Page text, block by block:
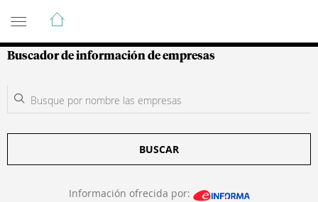
Guía de Empresas Colombianas
Buscador de información de empresas
BUSCAR
Información ofrecida por: